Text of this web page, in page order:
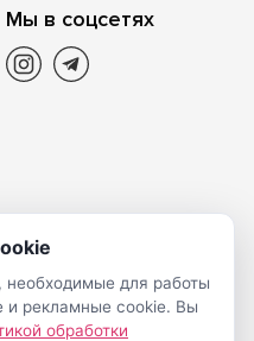
Мы в соцсетях
д. 2, Литер «Р» (БЦ
для работы
и рекламные cookie. Вы
обработки